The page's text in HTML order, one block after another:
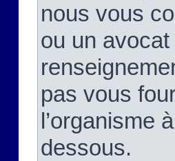
nous vous
ou un
pas vous
l’organisme
dessous.